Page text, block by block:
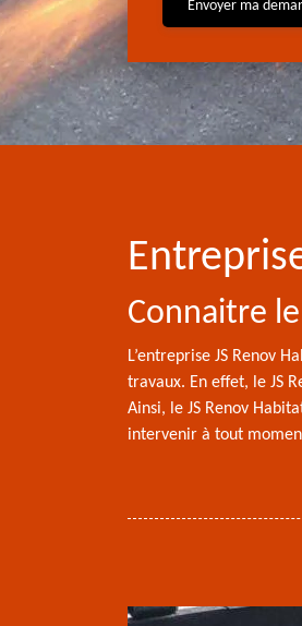
Connaitre
L’entreprise JS Renov
travaux. En effet, le JS
Ainsi, le JS Renov
intervenir à tout